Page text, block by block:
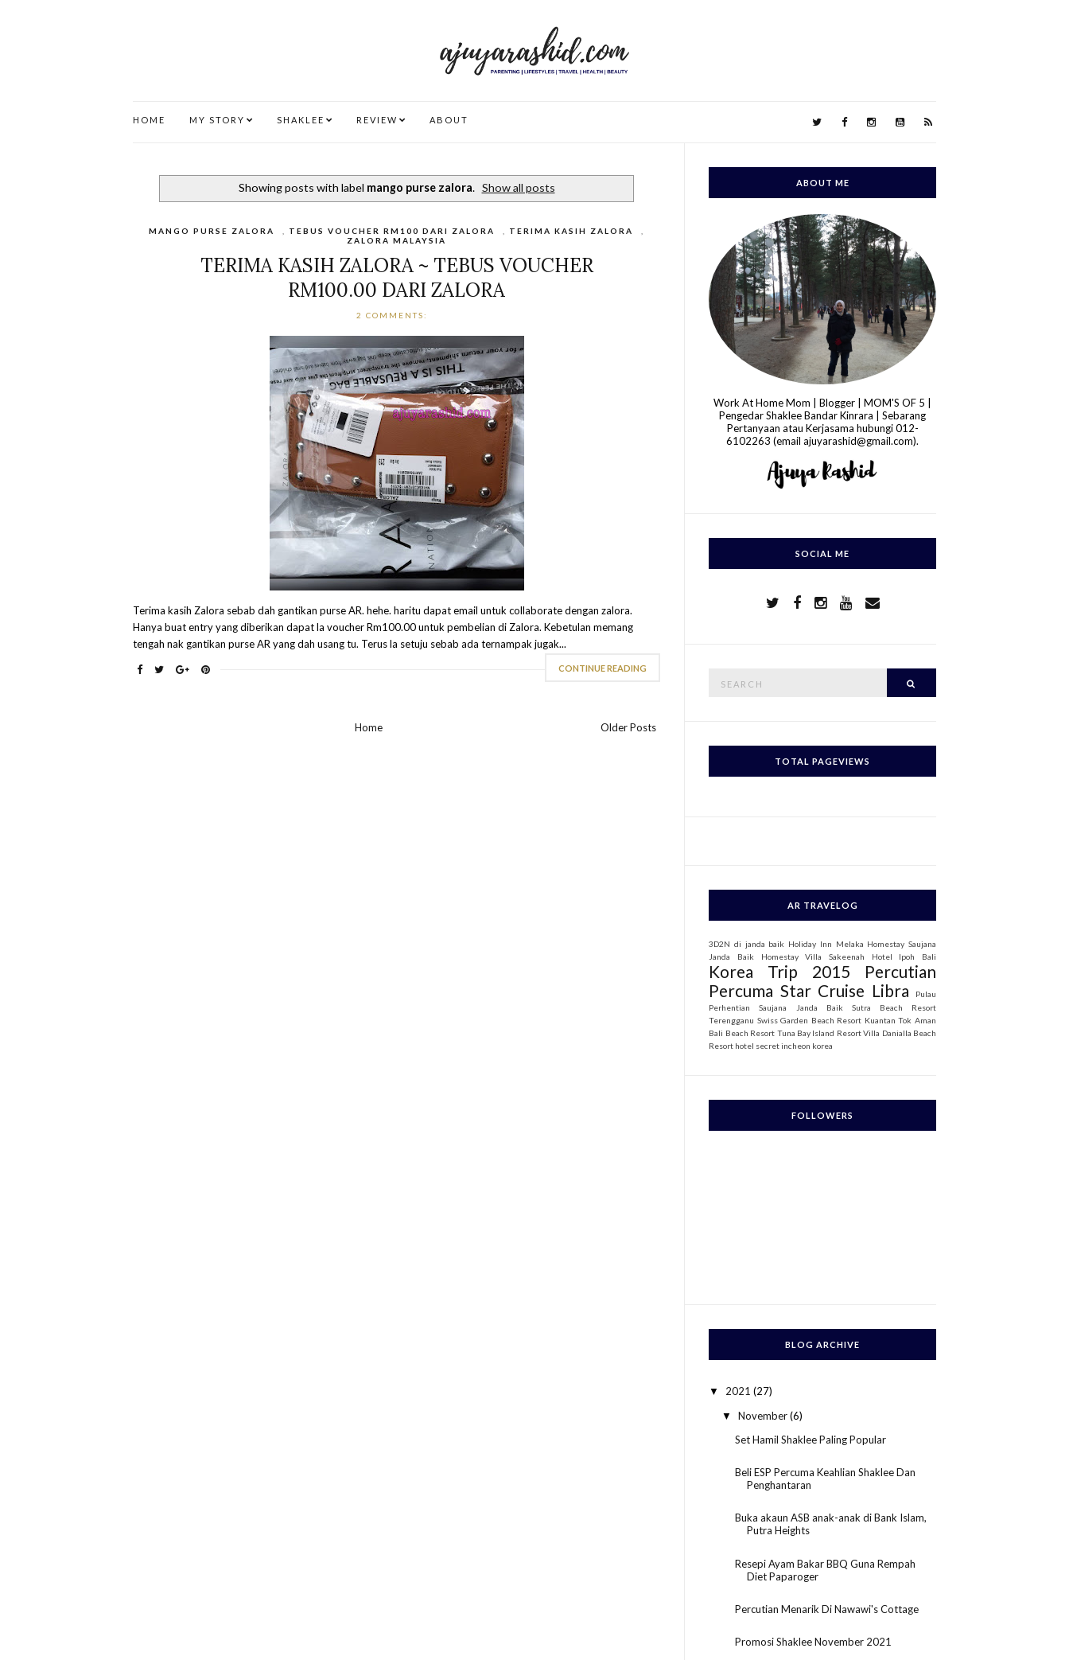
HOME MY STORY SHAKLEE REVIEW ABOUT
Showing posts with label mango purse zalora. Show all posts
MANGO PURSE ZALORA TEBUS VOUCHER RM100 DARI ZALORA TERIMA KASIH ZALORA
ZALORA MALAYSIA
TERIMA KASIH ZALORA ~ TEBUS VOUCHER
RM100.00 DARI ZALORA
2 COMMENTS:
Terima kasih Zalora sebab dah gantikan purse AR. hehe. haritu dapat email untuk collaborate dengan zalora.
Hanya buat entry yang diberikan dapat la voucher Rm100.00 untuk pembelian di Zalora. Kebetulan memang
tengah nak gantikan purse AR yang dah usang tu. Terus la setuju sebab ada ternampak jugak...
CONTINUE READING
Older Posts
Home
ABOUT ME
Work At Home Mom | Blogger | MOM'S OF 5 |
Pengedar Shaklee Bandar Kinrara | Sebarang
Pertanyaan atau Kerjasama hubungi 012-
6102263 (email ajuyarashid@gmail.com).
SOCIAL ME
r
TOTAL PAGEVIEWS
AR TRAVELOG
3D2N di janda baik Holiday Inn Melaka Homestay Saujana
Janda Baik
Homestay Villa Sakeenah Hotel Ipoh Bali
Korea Trip 2015
Percutian
Percuma Star Cruise Libra
Pulau
Perhentian
Saujana Janda Baik
Sutra Beach Resort
Terengganu Swiss Garden Beach Resort Kuantan Tok Aman
Bali Beach Resort Tuna Bay Island Resort Villa Danialla Beach
Resort hotel secret incheon korea
FOLLOWERS
BLOG ARCHIVE
▼ 2021(27)
▼ November(6)
Set Hamil Shaklee Paling Popular
Beli ESP Percuma Keahlian Shaklee Dan
Penghantaran
Buka akaun ASB anak-anak di Bank Islam,
Putra Heights
Resepi Ayam Bakar BBQ Guna Rempah
Diet Paparoger
Percutian Menarik Di Nawawi's Cottage
Promosi Shaklee November 2021